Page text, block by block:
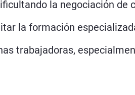
la negociación de
la formación
trabajadoras,